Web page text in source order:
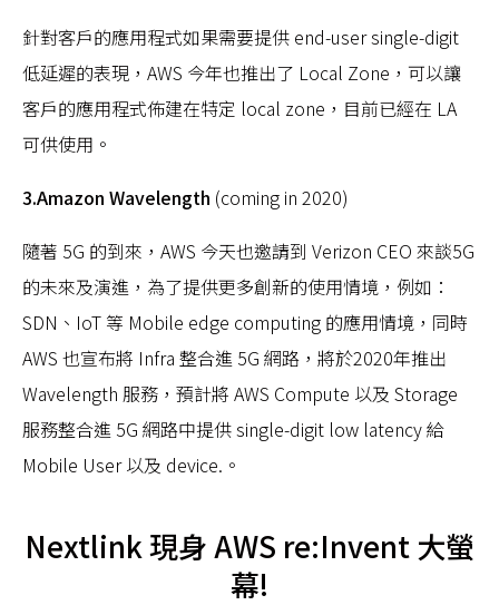
針對客戶的應用程式如果需要提供 end-user single-digit
低延遲的表現，AWS 今年也推出了 Local Zone，可以讓
客戶的應用程式佈建在特定 local zone，目前已經在 LA
可供使用。
3.Amazon Wavelength (coming in 2020)
隨著 5G 的到來，AWS 今天也邀請到 Verizon CEO 來談5G
的未來及演進，為了提供更多創新的使用情境，例如：
SDN、IoT 等 Mobile edge computing 的應用情境，同時
AWS 也宣布將 Infra 整合進 5G 網路，將於2020年推出
Wavelength 服務，預計將 AWS Compute 以及 Storage
服務整合進 5G 網路中提供 single-digit low latency 給
Mobile User 以及 device.。
Nextlink現身 AWS re:Invent 大螢
幕!